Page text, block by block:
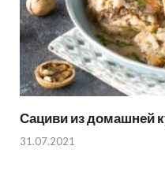
Сациви из домашней
31.07.2021